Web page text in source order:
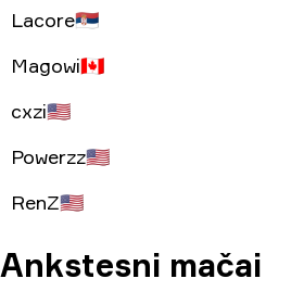
Lacore🇷🇸
Magowi🇨🇦
cxzi🇺🇸
Powerzz🇺🇸
RenZ🇺🇸
Ankstesni mačai